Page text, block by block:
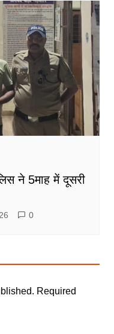
ने 5माह में दूसरी
0
Required